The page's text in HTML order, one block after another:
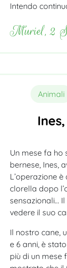
Intendo
Muriel, 2
Animali
Un mese fa ho
bernese, Ines,
L’operazione
clorella dopo
sensazionali…
vedere il suo
Il nostro cane,
e 6 anni, è
più di un mese